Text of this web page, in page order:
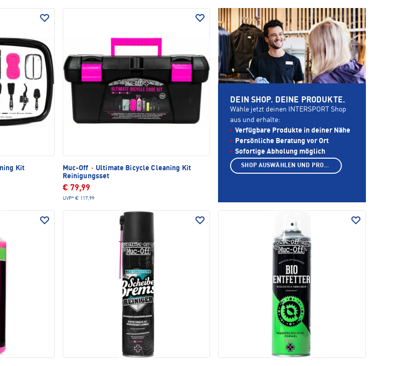
Kit
Muc-Off · Ultimate Bicycle Cleaning Kit
Reinigungsset
€ 79,99
UVP* € 117,99
DEIN SHOP. DEINE PRODUKTE.
Wähle jetzt deinen INTERSPORT Shop
aus und erhalte:
Verfügbare Produkte in deiner Nähe
Persönliche Beratung vor Ort
Sofortige Abholung möglich
SHOP AUSWÄHLEN UND PRODUKTE ANZEIGEN